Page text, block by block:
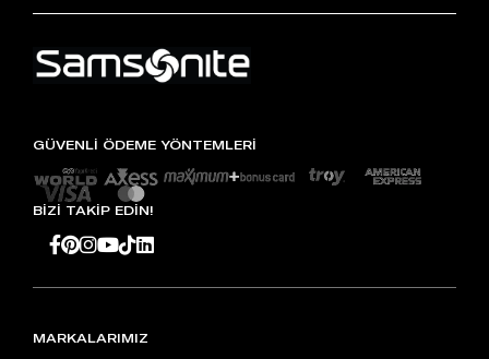
GÜVENLİ ÖDEME YÖNTEMLERİ
BİZİ TAKİP EDİN!
MARKALARIMIZ